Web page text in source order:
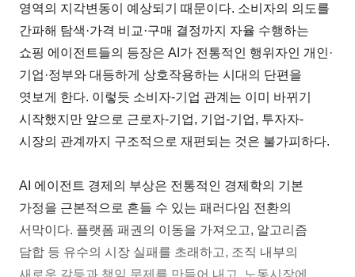
영역의 지각변동이 예상되기 때문이다. 소비자의 의도를
간파해 탐색·가격 비교·구매 결정까지 자율 수행하는
쇼핑 에이전트들의 등장은 AI가 전통적인 행위자인 개인·
기업·정부와 대등하게 상호작용하는 시대의 단편을
엿보게 한다. 이렇듯 소비자-기업 관계는 이미 바뀌기
시작했지만 앞으로 근로자-기업, 기업-기업, 투자자-
시장의 관계까지 구조적으로 재편되는 것은 불가피하다.
AI 에이전트 경제의 부상은 전통적인 경제학의 기본
가정을 근본적으로 흔들 수 있는 패러다임 전환의
서막이다. 플랫폼 패권의 이동을 가져오고, 알고리즘
담합 등 유수의 시장 실패를 초래하고, 조직 내부의
새로운 갈등과 책임 문제를 만들어 내고, 노동시장에